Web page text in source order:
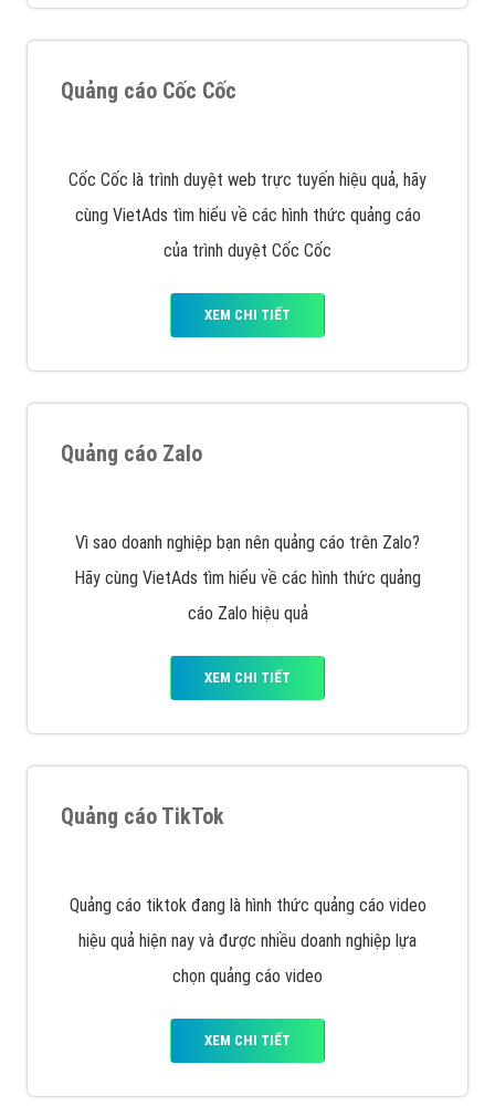
Quảng cáo Cốc Cốc
Cốc Cốc là trình duyệt web trực tuyến hiệu quả, hãy
cùng VietAds tìm hiểu về các hình thức quảng cáo
của trình duyệt Cốc Cốc
XEM CHI TIẾT
Quảng cáo Zalo
Vì sao doanh nghiệp bạn nên quảng cáo trên Zalo?
Hãy cùng VietAds tìm hiểu về các hình thức quảng
cáo Zalo hiệu quả
XEM CHI TIẾT
Quảng cáo TikTok
Quảng cáo tiktok đang là hình thức quảng cáo video
hiệu quả hiện nay và được nhiều doanh nghiệp lựa
chọn quảng cáo video
XEM CHI TIẾT